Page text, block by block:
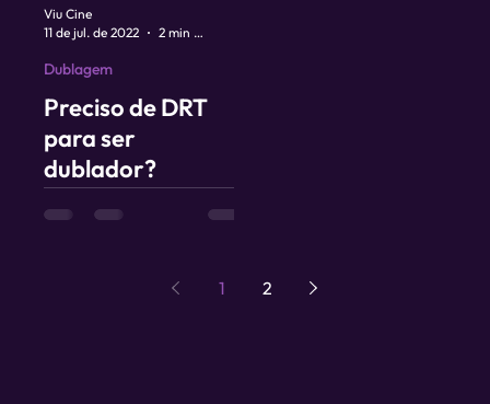
Preciso de DRT
para ser
dublador?
Dublagem
Viu Cine
11 de jul. de 2022
2 min de leitura
1 2